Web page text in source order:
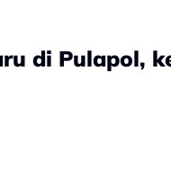
di Pulapol,